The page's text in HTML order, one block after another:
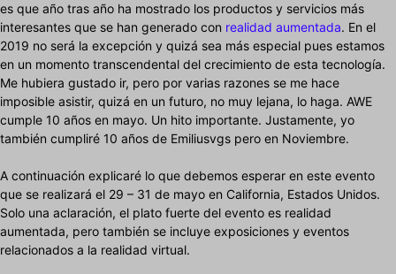
es que año tras año ha mostrado los productos y servicios más
interesantes que se han generado con realidad aumentada. En el
2019 no será la excepción y quizá sea más especial pues estamos
en un momento transcendental del crecimiento de esta tecnología.
Me hubiera gustado ir, pero por varias razones se me hace
imposible asistir, quizá en un futuro, no muy lejana, lo haga. AWE
cumple 10 años en mayo. Un hito importante. Justamente, yo
también cumpliré 10 años de Emiliusvgs pero en Noviembre.
A continuación explicaré lo que debemos esperar en este evento
que se realizará el 29 – 31 de mayo en California, Estados Unidos.
Solo una aclaración, el plato fuerte del evento es realidad
aumentada, pero también se incluye exposiciones y eventos
relacionados a la realidad virtual.